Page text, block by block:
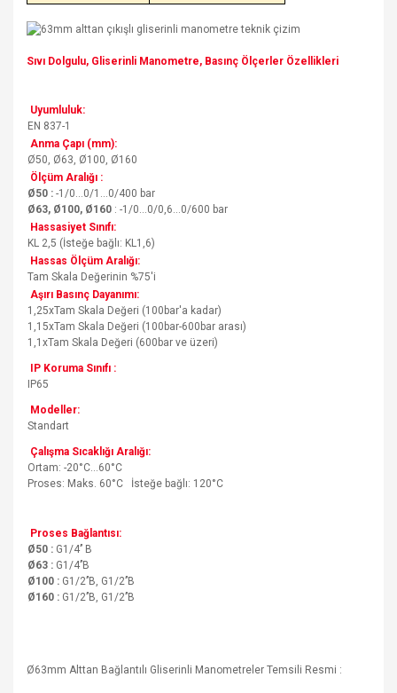
Sıvı Dolgulu, Gliserinli Manometre, Basınç Ölçerler Özellikleri
Uyumluluk:
EN 837-1
Anma Çapı (mm):
Ø50, Ø63, Ø100, Ø160
Ölçüm Aralığı :
Ø50 : -1/0...0/1...0/400 bar
Ø63, Ø100, Ø160 : -1/0...0/0,6...0/600 bar
Hassasiyet Sınıfı:
KL 2,5 (İsteğe bağlı: KL1,6)
Hassas Ölçüm Aralığı:
Tam Skala Değerinin %75'i
Aşırı Basınç Dayanımı:
1,25xTam Skala Değeri (100bar'a kadar)
1,15xTam Skala Değeri (100bar-600bar arası)
1,1xTam Skala Değeri (600bar ve üzeri)
IP Koruma Sınıfı :
IP65
Modeller:
Standart
Çalışma Sıcaklığı Aralığı:
Ortam: -20°C…60°C
Proses: Maks. 60°C İsteğe bağlı: 120°C
Proses Bağlantısı:
Ø50 : G1/4’’ B
Ø63 : G1/4’’B
Ø100 : G1/2’’B, G1/2’’B
Ø160 : G1/2’’B, G1/2’’B
Ø63mm Alttan Bağlantılı Gliserinli Manometreler Temsili Resmi :